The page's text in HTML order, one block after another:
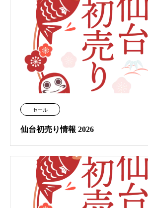
セール
仙台初売り情報 2026